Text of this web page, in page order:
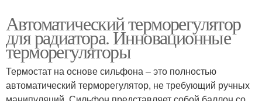
Автоматический терморегулятор
для радиатора. Инновационные
терморегуляторы
Термостат на основе сильфона – это полностью
автоматический терморегулятор, не требующий ручных